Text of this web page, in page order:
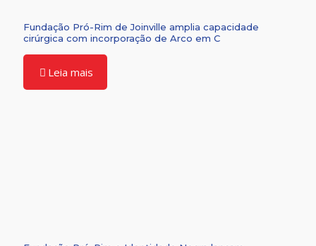
Fundação Pró-Rim de Joinville amplia capacidade
cirúrgica com incorporação de Arco em C
Leia mais